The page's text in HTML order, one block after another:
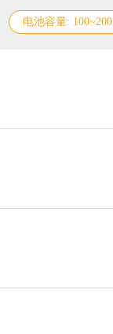
电池容量: